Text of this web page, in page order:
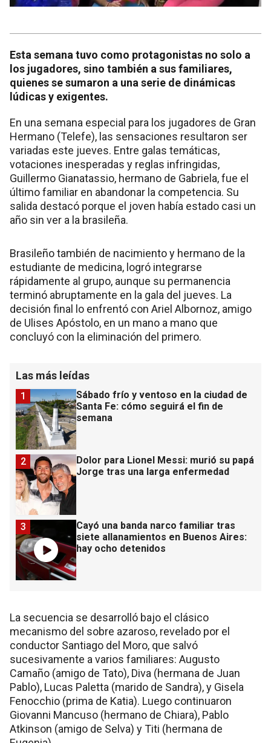
Esta semana tuvo como protagonistas no solo a
los jugadores, sino también a sus familiares,
quienes se sumaron a una serie de dinámicas
lúdicas y exigentes.
En una semana especial para los jugadores de Gran
Hermano (Telefe), las sensaciones resultaron ser
variadas este jueves. Entre galas temáticas,
votaciones inesperadas y reglas infringidas,
Guillermo Gianatassio, hermano de Gabriela, fue el
último familiar en abandonar la competencia. Su
salida destacó porque el joven había estado casi un
año sin ver a la brasileña.
Brasileño también de nacimiento y hermano de la
estudiante de medicina, logró integrarse
rápidamente al grupo, aunque su permanencia
terminó abruptamente en la gala del jueves. La
decisión final lo enfrentó con Ariel Albornoz, amigo
de Ulises Apóstolo, en un mano a mano que
concluyó con la eliminación del primero.
Las más leídas
Sábado frío y ventoso en la ciudad de
Santa Fe: cómo seguirá el fin de
semana
1
Dolor para Lionel Messi: murió su papá
Jorge tras una larga enfermedad
2
Cayó una banda narco familiar tras
siete allanamientos en Buenos Aires:
hay ocho detenidos
3
La secuencia se desarrolló bajo el clásico
mecanismo del sobre azaroso, revelado por el
conductor Santiago del Moro, que salvó
sucesivamente a varios familiares: Augusto
Camaño (amigo de Tato), Diva (hermana de Juan
Pablo), Lucas Paletta (marido de Sandra), y Gisela
Fenocchio (prima de Katia). Luego continuaron
Giovanni Mancuso (hermano de Chiara), Pablo
Atkinson (amigo de Selva) y Titi (hermana de